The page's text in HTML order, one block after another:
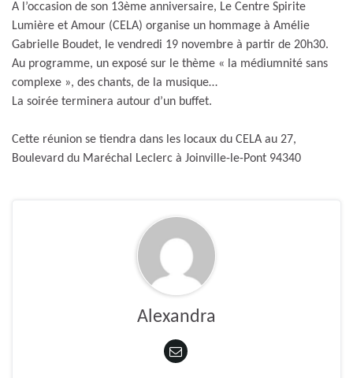
A l’occasion de son 13ème anniversaire, Le Centre Spirite
Lumière et Amour (CELA) organise un hommage à Amélie
Gabrielle Boudet, le vendredi 19 novembre à partir de 20h30.
Au programme, un exposé sur le thème « la médiumnité sans
complexe », des chants, de la musique…
La soirée terminera autour d’un buffet.
Cette réunion se tiendra dans les locaux du CELA au 27,
Boulevard du Maréchal Leclerc à Joinville-le-Pont 94340
Alexandra